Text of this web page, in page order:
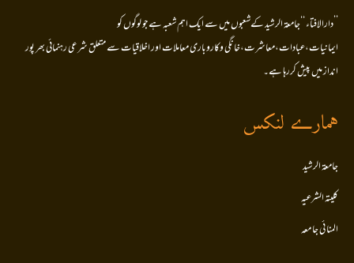
’’دارالافتاء ‘‘جامعۃ الرشید کےشعبوں میں سے ایک اہم شعبہ ہے جو لوگوں کو
ایمانیات،عبادات،معاشرت،خانگی وکاروباری معاملات اور اخلاقیات سے متعلق شرعی رہنمائی بھر پور
انداز میں پیش کررہا ہے۔
ہمارے لنکس
جامعۃ الرشید
کلیتہ الشرعیہ
المنا ئی جا معہ